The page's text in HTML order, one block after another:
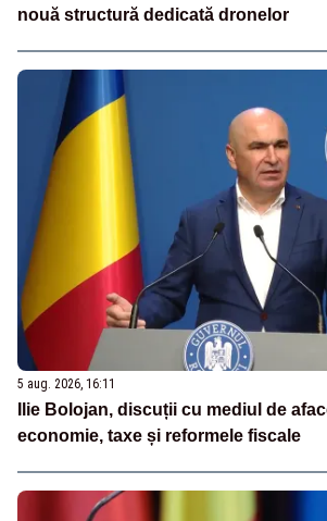
nouă structură dedicată dronelor
5 aug. 2026, 16:11
Ilie Bolojan, discuții cu mediul de
economie, taxe și reformele fiscale